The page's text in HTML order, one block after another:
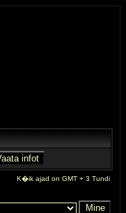
K�ik ajad on GMT + 3 Tundi